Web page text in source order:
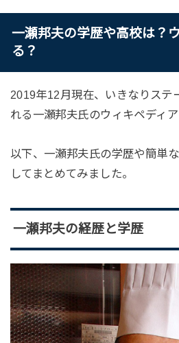
一瀬邦夫の学歴や高校は？
る？
2019年12月現在、いきなりステ
れる一瀬邦夫氏のウィキペディ
以下、一瀬邦夫氏の学歴や簡単
してまとめてみました。
一瀬邦夫の経歴と学歴